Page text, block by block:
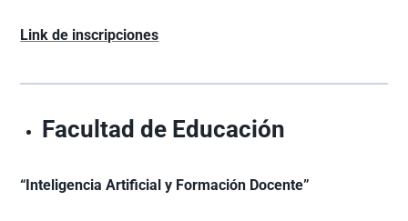
Link de inscripciones
Facultad de Educación
“Inteligencia Artificial y Formación Docente”